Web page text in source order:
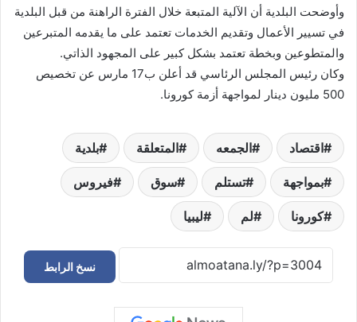
وأوضحت البلدية أن الآلية المتبعة خلال الفترة الراهنة من قبل البلدية
في تسيير الأعمال وتقديم الخدمات تعتمد على ما يقدمه المتبرعين
والمتطوعين وبخطة تعتمد بشكل كبير على المجهود الذاتي.
وكان رئيس المجلس الرئاسي قد أعلن ب17 مارس عن تخصيص
500 مليون دينار لمواجهة أزمة كورونا.
اقتصاد الجمعه المتعلقة بلدية
بمواجهة تستلم سوق فيروس
كورونا لم ليبيا
نسخ الرابط